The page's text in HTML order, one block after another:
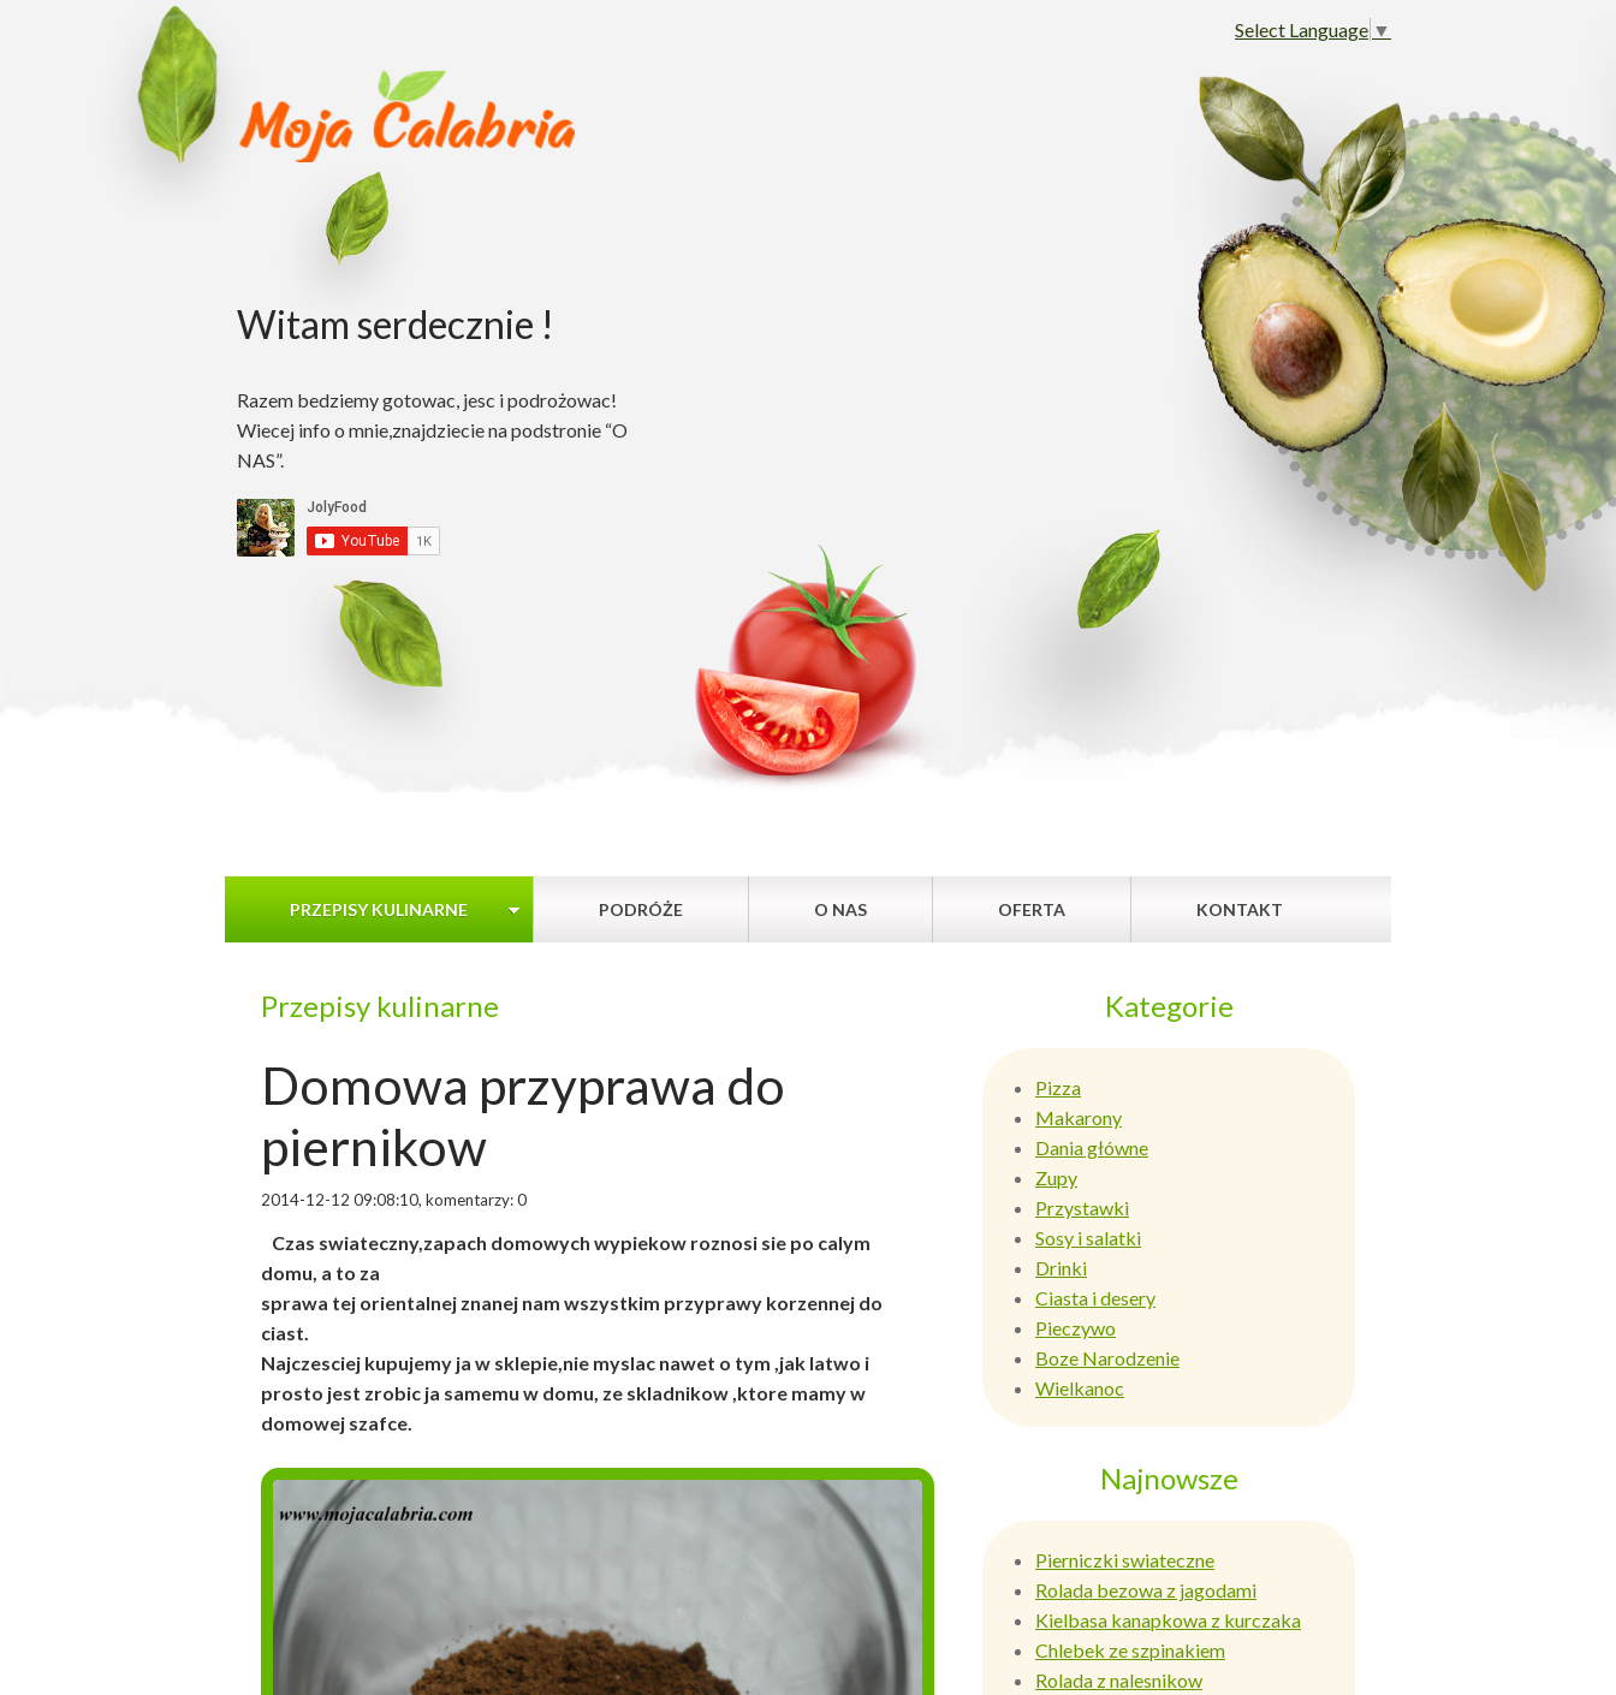
Witam serdecznie !
Razem bedziemy gotowac, jesc i podrożowac!
Wiecej info o mnie,znajdziecie na podstronie “O
NAS”.
Select Language ▼
PRZEPISY KULINARNE PODRÓŻE O NAS OFERTA KONTAKT
Przepisy kulinarne
Domowa przyprawa do
piernikow
2014-12-12 09:08:10, komentarzy: 0
Czas swiateczny,zapach domowych wypiekow roznosi sie po calym
domu, a to za
sprawa tej orientalnej znanej nam wszystkim przyprawy korzennej do
ciast.
Najczesciej kupujemy ja w sklepie,nie myslac nawet o tym ,jak latwo i
prosto jest zrobic ja samemu w domu, ze skladnikow ,ktore mamy w
domowej szafce.
Kategorie
Pizza
Makarony
Dania główne
Zupy
Przystawki
Sosy i salatki
Drinki
Ciasta i desery
Pieczywo
Boze Narodzenie
Wielkanoc
Najnowsze
Pierniczki swiateczne
Rolada bezowa z jagodami
Kielbasa kanapkowa z kurczaka
Chlebek ze szpinakiem
Rolada z nalesnikow